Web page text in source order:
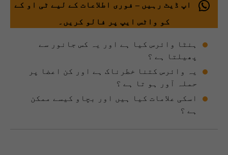
اپ ڈیٹ رہیں – فوری اطلاعات کے لیے ٹی او کے
کو واٹس ایپ پر فالو کریں۔
ہنٹا وائرس کیا ہے اور یہ کس جانور سے
پھیلتا ہے ؟
یہ وائرس کتنا خطرناک ہے اور کن اعضا پر
حملہ آور ہو تا ہے ؟
اسکی علامات کیا ہیں اور بچاو کیسے ممکن
ہے ؟